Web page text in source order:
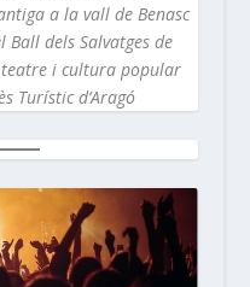
a la vall de Benasc
dels Salvatges de
i cultura popular
Turístic d’Aragó